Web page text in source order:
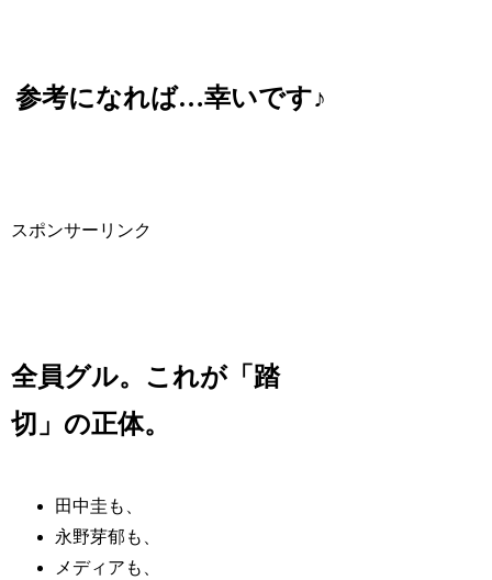
参考になれば…幸いです♪
スポンサーリンク
全員グル。これが「踏
切」の正体。
田中圭も、
永野芽郁も、
メディアも、